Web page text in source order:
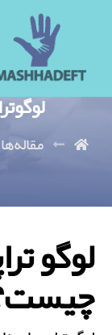
مقاله‌ها
لوگو